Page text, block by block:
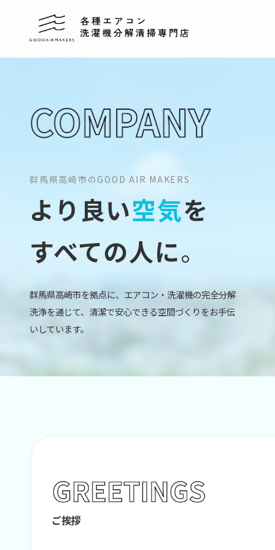
群馬県高崎市のGOOD AIR MAKERS
より良い空気を
すべての人に。
群馬県高崎市を拠点に、エアコン・洗濯機の完全分解
洗浄を通じて、清潔で安心できる空間づくりをお手伝
いしています。
ご挨拶